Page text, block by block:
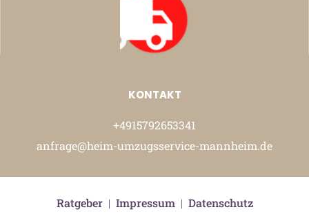
KONTAKT
+4915792653341
anfrage@heim-umzugsservice-mannheim.de
Ratgeber| Impressum| Datenschutz